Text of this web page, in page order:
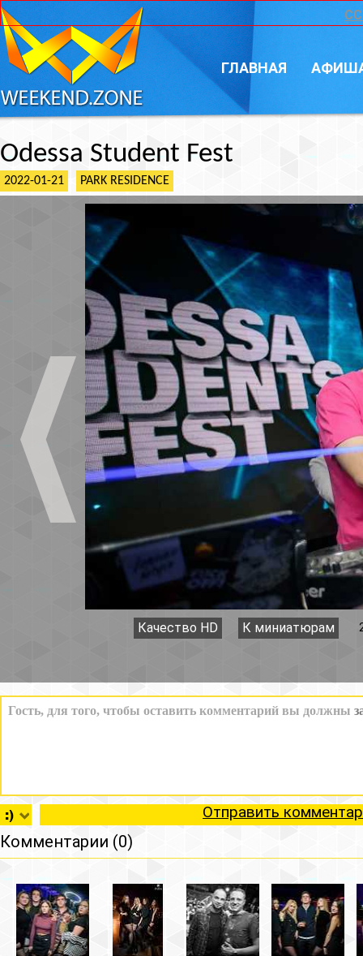
ГЛАВНАЯ
Odessa Student Fest
2022-01-21 PARK RESIDENCE
Качество HD К миниатюрам
Отправить
Комментарии (0)